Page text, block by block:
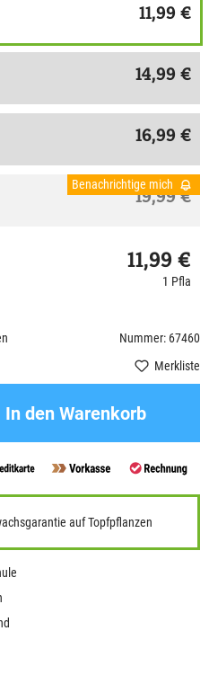
11,99 €
14,99 €
16,99 €
Benachrichtige mich
19,99 €
11,99 €
1 Pfla
Nummer: 67460
Merkliste
In den Warenkorb
auf Topfpflanzen